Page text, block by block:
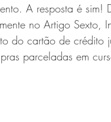
A resposta é sim!
no Artigo Sexto,
do cartão de crédito
parceladas em